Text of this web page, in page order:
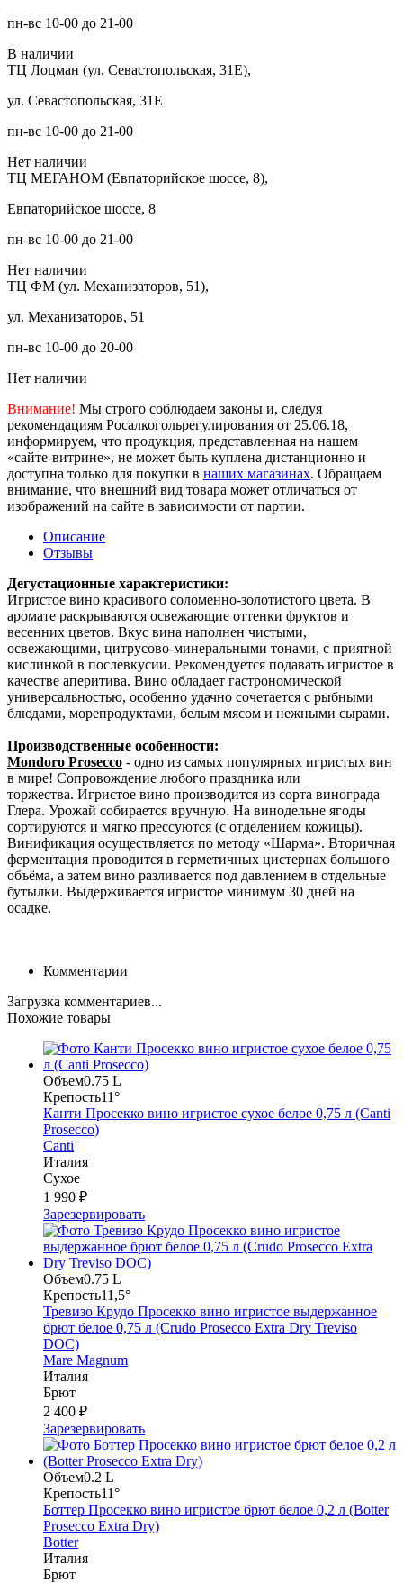
пн-вс 10-00 до 21-00
В наличии
ТЦ Лоцман (ул. Севастопольская, 31Е),
ул. Севастопольская, 31Е
пн-вс 10-00 до 21-00
Нет наличии
ТЦ МЕГАНОМ (Евпаторийское шоссе, 8),
Евпаторийское шоссе, 8
пн-вс 10-00 до 21-00
Нет наличии
ТЦ ФМ (ул. Механизаторов, 51),
ул. Механизаторов, 51
пн-вс 10-00 до 20-00
Нет наличии
Внимание! Мы строго соблюдаем законы и, следуя
рекомендациям Росалкогольрегулирования от 25.06.18,
информируем, что продукция, представленная на нашем
«сайте-витрине», не может быть куплена дистанционно и
доступна только для покупки в наших магазинах. Обращаем
внимание, что внешний вид товара может отличаться от
изображений на сайте в зависимости от партии.
Описание
Отзывы
Дегустационные характеристики:
Игристое вино красивого соломенно-золотистого цвета. В
аромате раскрываются освежающие оттенки фруктов и
весенних цветов. Вкус вина наполнен чистыми,
освежающими, цитрусово-минеральными тонами, с приятной
кислинкой в послевкусии. Рекомендуется подавать игристое в
качестве аперитива. Вино обладает гастрономической
универсальностью, особенно удачно сочетается с рыбными
блюдами, морепродуктами, белым мясом и нежными сырами.
Производственные особенности:
Mondoro Prosecco - одно из самых популярных игристых вин
в мире! Сопровождение любого праздника или
торжества. Игристое вино производится из сорта винограда
Глера. Урожай собирается вручную. На винодельне ягоды
сортируются и мягко прессуются (с отделением кожицы).
Винификация осуществляется по методу «Шарма». Вторичная
ферментация проводится в герметичных цистернах большого
объёма, а затем вино разливается под давлением в отдельные
бутылки. Выдерживается игристое минимум 30 дней на
осадке.
Комментарии
Загрузка комментариев...
Похожие товары
Объем0.75 L
Крепость11°
Канти Просекко вино игристое сухое белое 0,75 л (Canti
Prosecco)
Canti
Италия
Сухое
1 990 ₽
Зарезервировать
Объем0.75 L
Крепость11,5°
Тревизо Крудо Просекко вино игристое выдержанное
брют белое 0,75 л (Crudo Prosecco Extra Dry Treviso
DOC)
Mare Magnum
Италия
Брют
2 400 ₽
Зарезервировать
Объем0.2 L
Крепость11°
Боттер Просекко вино игристое брют белое 0,2 л (Botter
Prosecco Extra Dry)
Botter
Италия
Брют